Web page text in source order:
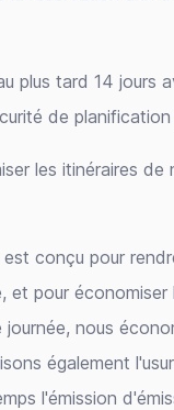
plus tard 14 jours
de
les itinéraires
conçu pour
pour économiser
journée, nous
également
l'émission